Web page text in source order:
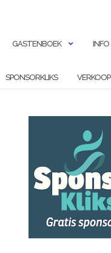
GASTENBOEK INFO
SPONSORKLIKS VERKOOP